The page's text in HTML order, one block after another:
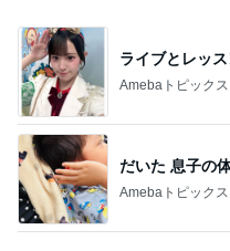
ライブとレッ
Amebaトピックス
だいた 息子の
Amebaトピックス